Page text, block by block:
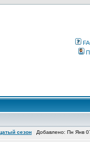
сезон Добавлено: Пн Янв